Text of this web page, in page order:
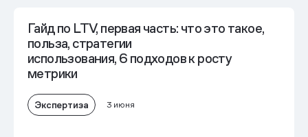
Гайд по LTV, первая часть: что это такое,
польза, стратегии
использования, 6 подходов к росту
метрики
Экспертиза 3 июня